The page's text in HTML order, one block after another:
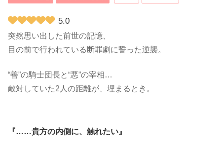
5.0
突然思い出した前世の記憶、
目の前で行われている断罪劇に誓った逆襲。
“善”の騎士団長と“悪”の宰相…
敵対していた2人の距離が、埋まるとき。
『……貴方の内側に、触れたい』